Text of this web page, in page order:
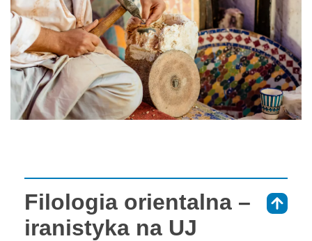
Filologia orientalna –
iranistyka na UJ